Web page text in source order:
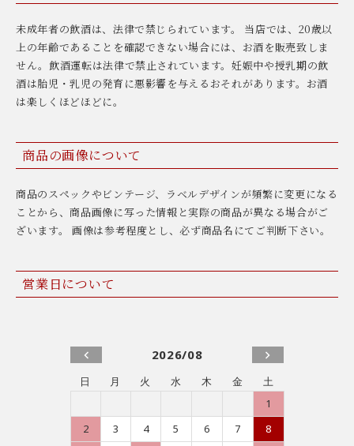
未成年者の飲酒は、法律で禁じられています。 当店では、20歳以
上の年齢であることを確認できない場合には、お酒を販売致しま
せん。飲酒運転は法律で禁止されています。妊娠中や授乳期の飲
酒は胎児・乳児の発育に悪影響を与えるおそれがあります。お酒
は楽しくほどほどに。
商品の画像について
商品のスペックやビンテージ、ラベルデザインが頻繁に変更になる
ことから、商品画像に写った情報と実際の商品が異なる場合がご
ざいます。 画像は参考程度とし、必ず商品名にてご判断下さい。
営業日について
2026/08
日 月 火 水 木 金
土
1
2
3 4 5 6 7
8